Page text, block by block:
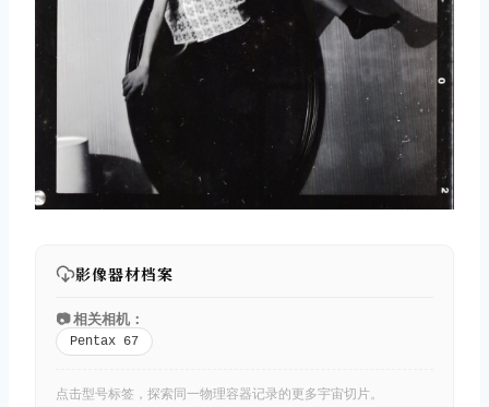
影像器材档案
📷 相关相机：
Pentax 67
点击型号标签，探索同一物理容器记录的更多宇宙切片。